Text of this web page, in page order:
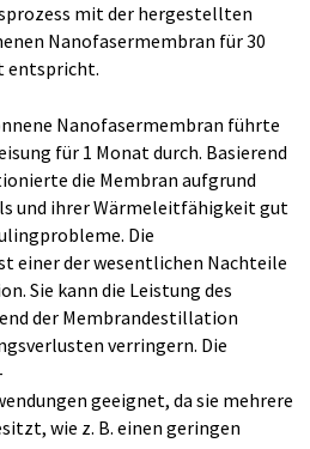
mit der hergestellten
Nanofasermembran für 30
entspricht.
Nanofasermembran führte
für 1 Monat durch. Basierend
die Membran aufgrund
und ihrer Wärmeleitfähigkeit gut
Die
einer der wesentlichen Nachteile
Sie kann die Leistung des
der Membrandestillation
verringern. Die
geeignet, da sie mehrere
wie z. B. einen geringen